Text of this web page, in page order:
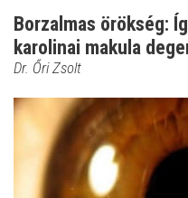
Borzalmas örökség:
karolinai makula
Dr. Őri Zsolt